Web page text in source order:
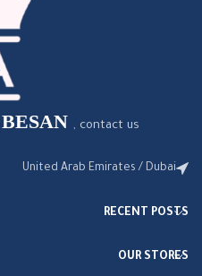
BESAN , contact us
United Arab Emirates / Dubai
RECENT POSTS
OUR STORES